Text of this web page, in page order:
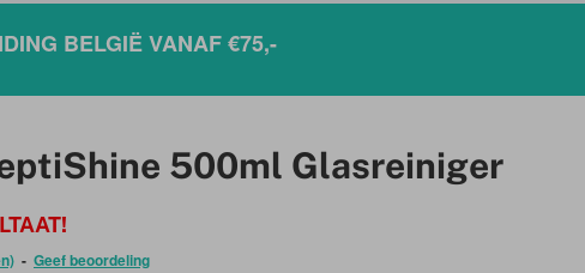
BELGIË VANAF €75,-
500ml Glasreiniger
- Geef beoordeling